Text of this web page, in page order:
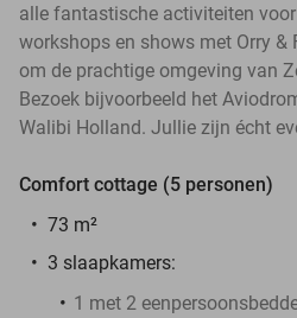
alle fantastische activiteiten
workshops en shows met Orry &
om de prachtige omgeving van
Bezoek bijvoorbeeld het
Walibi Holland. Jullie zijn écht
Comfort cottage (5 personen)
73 m²
3 slaapkamers:
1 met 2